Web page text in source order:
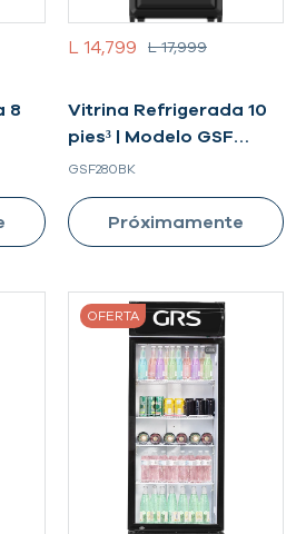
8
L 14,799 L 17,999
Vitrina Refrigerada 10
pies³ | Modelo GSF
280BK
GSF280BK
Próximamente
OFERTA